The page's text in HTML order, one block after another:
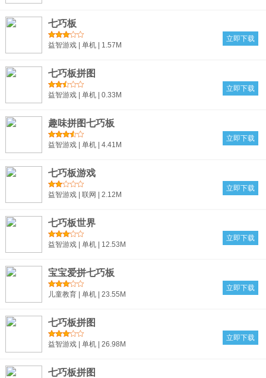
七巧板
益智游戏 | 单机 | 1.57M
立即下载
七巧板拼图
益智游戏 | 单机 | 0.33M
立即下载
趣味拼图七巧板
益智游戏 | 单机 | 4.41M
立即下载
七巧板游戏
益智游戏 | 联网 | 2.12M
立即下载
七巧板世界
益智游戏 | 单机 | 12.53M
立即下载
宝宝爱拼七巧板
儿童教育 | 单机 | 23.55M
立即下载
七巧板拼图
益智游戏 | 单机 | 26.98M
立即下载
七巧板拼图